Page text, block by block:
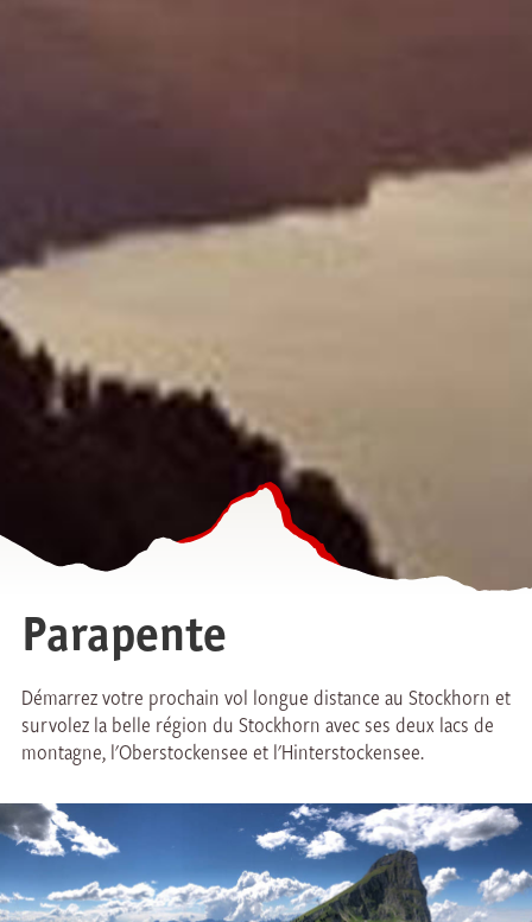
Parapente
Démarrez votre prochain vol longue distance au Stockhorn et
survolez la belle région du Stockhorn avec ses deux lacs de
montagne, l'Oberstockensee et l'Hinterstockensee.